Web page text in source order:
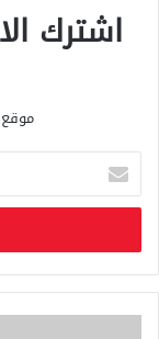
اشترك
موقع النيل ٢٤
خ
ب
ر
ي
د